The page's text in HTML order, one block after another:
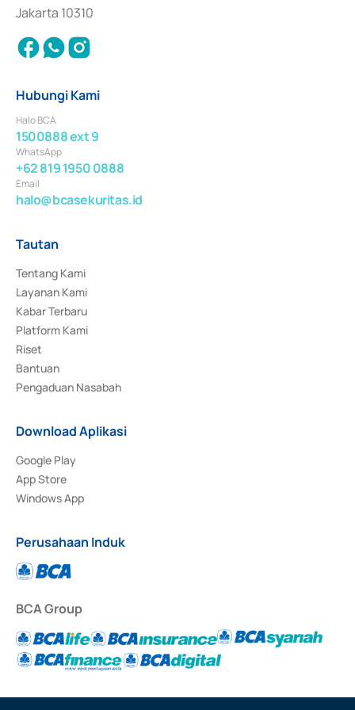
Jakarta 10310
Hubungi Kami
Halo BCA
1500888 ext 9
WhatsApp
+62 819 1950 0888
Email
halo@bcasekuritas.id
Tautan
Tentang Kami
Layanan Kami
Kabar Terbaru
Platform Kami
Riset
Bantuan
Pengaduan Nasabah
Download Aplikasi
Google Play
App Store
Windows App
Perusahaan Induk
BCA Group